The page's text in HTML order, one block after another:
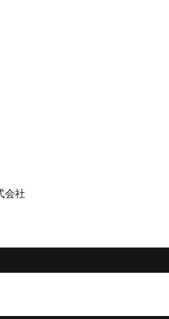
会社